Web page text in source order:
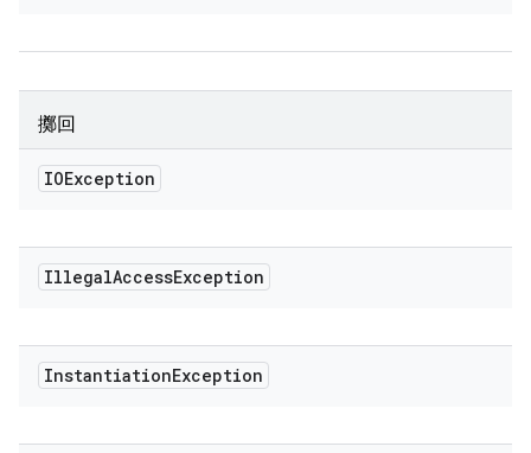
擲回
IOException
IllegalAccessException
InstantiationException